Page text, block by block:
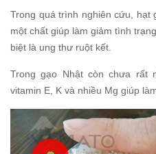
Trong quá trình nghiên cứu, hạt
một chất giúp làm giảm tình
biệt là ung thư ruột kết.
Trong gạo Nhật còn chưa rất
vitamin E, K và nhiều Mg giúp